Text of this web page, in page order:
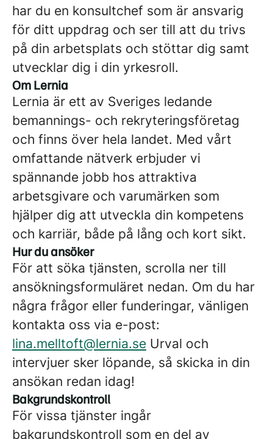
har du en konsultchef som är ansvarig
för ditt uppdrag och ser till att du trivs
på din arbetsplats och stöttar dig samt
utvecklar dig i din yrkesroll.
Om Lernia
Lernia är ett av Sveriges ledande
bemannings- och rekryteringsföretag
och finns över hela landet. Med vårt
omfattande nätverk erbjuder vi
spännande jobb hos attraktiva
arbetsgivare och varumärken som
hjälper dig att utveckla din kompetens
och karriär, både på lång och kort sikt.
Hur du ansöker
För att söka tjänsten, scrolla ner till
ansökningsformuläret nedan. Om du har
några frågor eller funderingar, vänligen
kontakta oss via e-post:
lina.melltoft@lernia.se Urval och
intervjuer sker löpande, så skicka in din
ansökan redan idag!
Bakgrundskontroll
För vissa tjänster ingår
bakgrundskontroll som en del av